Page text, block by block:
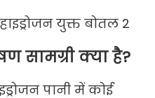
सामग्री क्या है?
पानी में कोई